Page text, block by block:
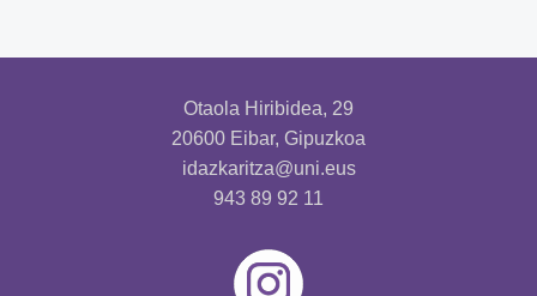
Otaola Hiribidea, 29
20600 Eibar, Gipuzkoa
idazkaritza@uni.eus
943 89 92 11